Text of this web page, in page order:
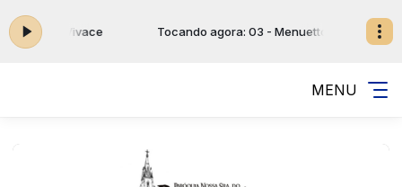
Vivace Tocando agora: 03 - Menuetto Vivace
MENU